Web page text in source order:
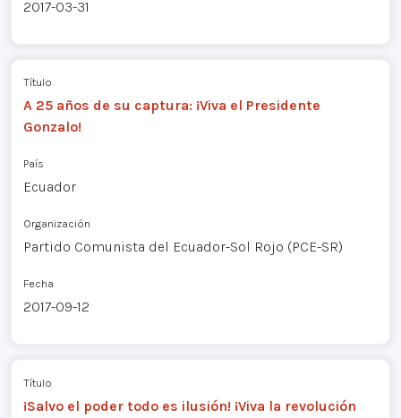
2017-03-31
Título
A 25 años de su captura: ¡Viva el Presidente
Gonzalo!
País
Ecuador
Organización
Partido Comunista del Ecuador-Sol Rojo (PCE-SR)
Fecha
2017-09-12
Título
¡Salvo el poder todo es ilusión! ¡Viva la revolución